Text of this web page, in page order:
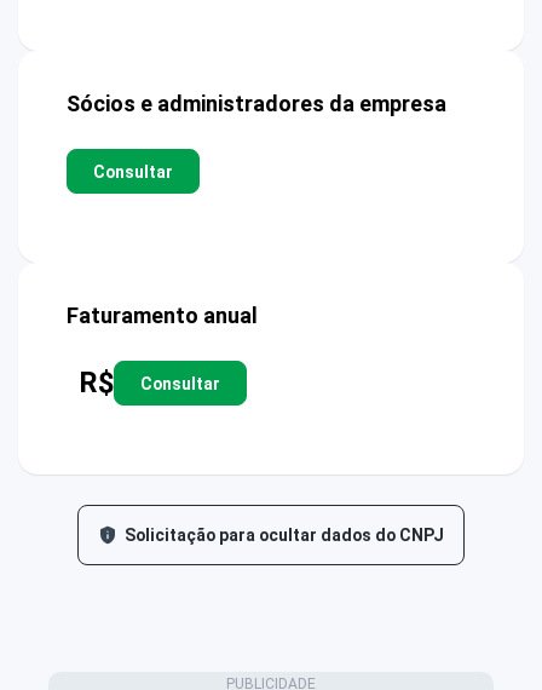
Sócios e administradores da empresa
Consultar
Faturamento anual
R$ Consultar
Solicitação para ocultar dados do CNPJ